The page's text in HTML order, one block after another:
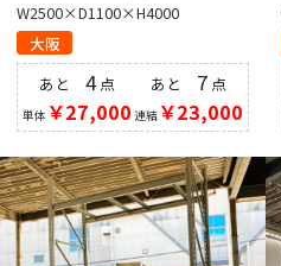
W2500×D1100×H4000
大阪
あと4点
単体 ￥27,000
あと 7点
連結￥23,000